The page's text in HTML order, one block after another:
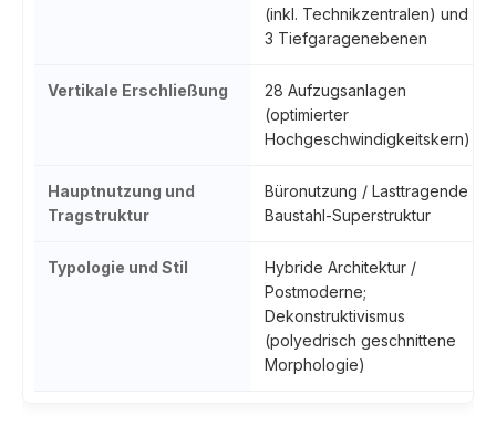
(inkl. Technikzentralen) und
3 Tiefgaragenebenen
Vertikale Erschließung
28 Aufzugsanlagen
(optimierter
Hochgeschwindigkeitskern)
Hauptnutzung und
Tragstruktur
Büronutzung / Lasttragende
Baustahl-Superstruktur
Typologie und Stil
Hybride Architektur /
Postmoderne;
Dekonstruktivismus
(polyedrisch geschnittene
Morphologie)